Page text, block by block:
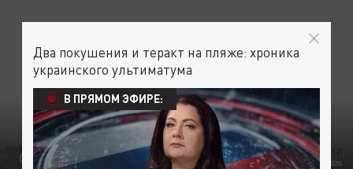
ФОТО: ILYA GALAKHOV/GLOBAL LOOK PRESS
ОБЩЕСТВО
Два покушения и теракт на пляже: хроника
украинского ультиматума
В ПРЯМОМ ЭФИРЕ: